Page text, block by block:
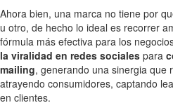
Ahora bien, una marca no tiene por
u otro, de hecho lo ideal es recorrer
fórmula más efectiva para los
la viralidad en redes sociales para
mailing, generando una sinergia que
atrayendo consumidores, captando
en clientes.